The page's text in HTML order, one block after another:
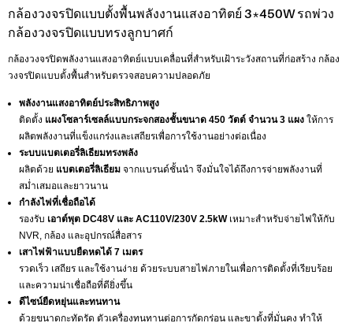
กล้องวงจรปิดแบบตั้งพื้นพลังงานแสงอาทิตย์ 3*450W รถพ่วง
กล้องวงจรปิดแบบทรงลูกบาศก์
กล้องวงจรปิดพลังงานแสงอาทิตย์แบบเคลื่อนที่สำหรับเฝ้าระวังสถานที่ก่อสร้าง กล้อง
วงจรปิดแบบตั้งพื้นสำหรับตรวจสอบความปลอดภัย
พลังงานแสงอาทิตย์ประสิทธิภาพสูง
ติดตั้ง แผงโซลาร์เซลล์แบบกระจกสองชั้นขนาด 450 วัตต์ จำนวน 3 แผง ให้การ
ผลิตพลังงานที่แข็งแกร่งและเสถียรเพื่อการใช้งานอย่างต่อเนื่อง
ระบบแบตเตอรี่ลิเธียมทรงพลัง
ผลิตด้วย แบตเตอรี่ลิเธียม จากแบรนด์ชั้นนำ จึงมั่นใจได้ถึงการจ่ายพลังงานที่
สม่ำเสมอและยาวนาน
กำลังไฟที่เชื่อถือได้
รองรับ เอาต์พุต DC48V และ AC110V/230V 2.5kWเหมาะสำหรับจ่ายไฟให้กับ
NVR, กล้อง และอุปกรณ์สื่อสาร
เสาไฟฟ้าแบบยืดหดได้ 7 เมตร
รวดเร็ว เสถียร และใช้งานง่าย ด้วยระบบสายไฟภายในเพื่อการติดตั้งที่เรียบร้อย
และความน่าเชื่อถือที่ดียิ่งขึ้น
ดีไซน์ยืดหยุ่นและทนทาน
ด้วยขนาดกะทัดรัด ตัวเครื่องทนทานต่อการกัดกร่อน และขาตั้งที่มั่นคง ทำให้